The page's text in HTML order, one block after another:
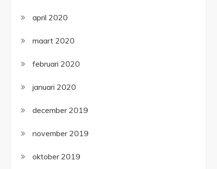
april 2020
maart 2020
februari 2020
januari 2020
december 2019
november 2019
oktober 2019